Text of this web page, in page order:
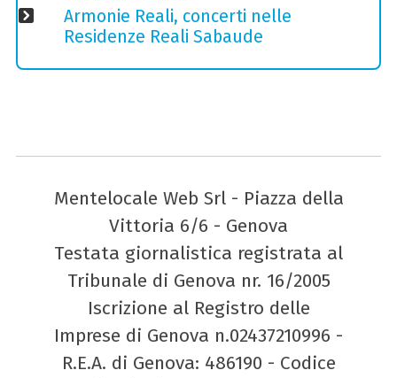
Armonie Reali, concerti nelle
Residenze Reali Sabaude
Mentelocale Web Srl - Piazza della
Vittoria 6/6 - Genova
Testata giornalistica registrata al
Tribunale di Genova nr. 16/2005
Iscrizione al Registro delle
Imprese di Genova n.02437210996 -
R.E.A. di Genova: 486190 - Codice